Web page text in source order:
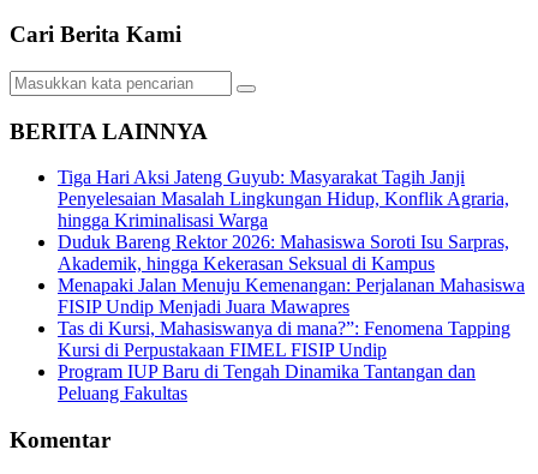
Cari Berita Kami
BERITA LAINNYA
Tiga Hari Aksi Jateng Guyub: Masyarakat Tagih Janji
Penyelesaian Masalah Lingkungan Hidup, Konflik Agraria,
hingga Kriminalisasi Warga
Duduk Bareng Rektor 2026: Mahasiswa Soroti Isu Sarpras,
Akademik, hingga Kekerasan Seksual di Kampus
Menapaki Jalan Menuju Kemenangan: Perjalanan Mahasiswa
FISIP Undip Menjadi Juara Mawapres
Tas di Kursi, Mahasiswanya di mana?”: Fenomena Tapping
Kursi di Perpustakaan FIMEL FISIP Undip
Program IUP Baru di Tengah Dinamika Tantangan dan
Peluang Fakultas
Komentar